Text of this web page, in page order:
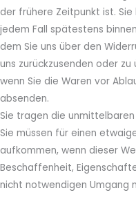
der frühere Zeitpunkt ist.
jedem Fall spätestens
dem Sie uns über den
uns zurückzusenden oder
wenn Sie die Waren vor
absenden.
Sie tragen die
Sie müssen für einen
aufkommen, wenn dieser
Beschaffenheit,
nicht notwendigen Umgang